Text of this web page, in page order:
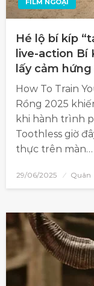
FILM NGOẠI
Hé lộ bí kíp
live-action Bí
lấy cảm
How To Train
Rồng 2025
khi hành trình
Toothless giờ
thực trên màn…
29/06/2025 Quân